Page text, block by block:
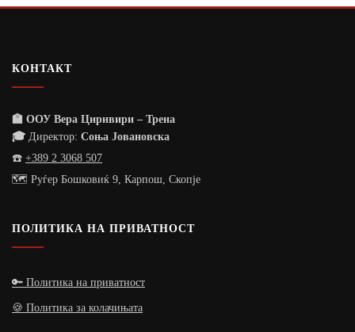
КОНТАКТ
🏫 ООУ Вера Циривири – Трена
🎓 Директор: Соња Јовановска
☎️ +389 2 3068 507
🗺️ Руѓер Бошковиќ 9, Карпош, Скопје
ПОЛИТИКА НА ПРИВАТНОСТ
🔑 Политика на приватност
🍪 Политика за колачињата